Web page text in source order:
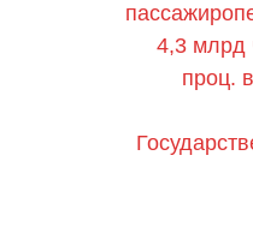
4,3 млрд
проц.